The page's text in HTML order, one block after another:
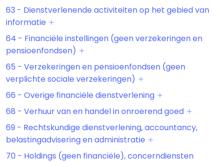
63 - Dienstverlenende activiteiten op het gebied van
informatie
64 - Financiële instellingen (geen verzekeringen en
pensioenfondsen)
65 - Verzekeringen en pensioenfondsen (geen
verplichte sociale verzekeringen)
66 - Overige financiële dienstverlening
68 - Verhuur van en handel in onroerend goed
69 - Rechtskundige dienstverlening, accountancy,
belastingadvisering en administratie
70 - Holdings (geen financiële), concerndiensten